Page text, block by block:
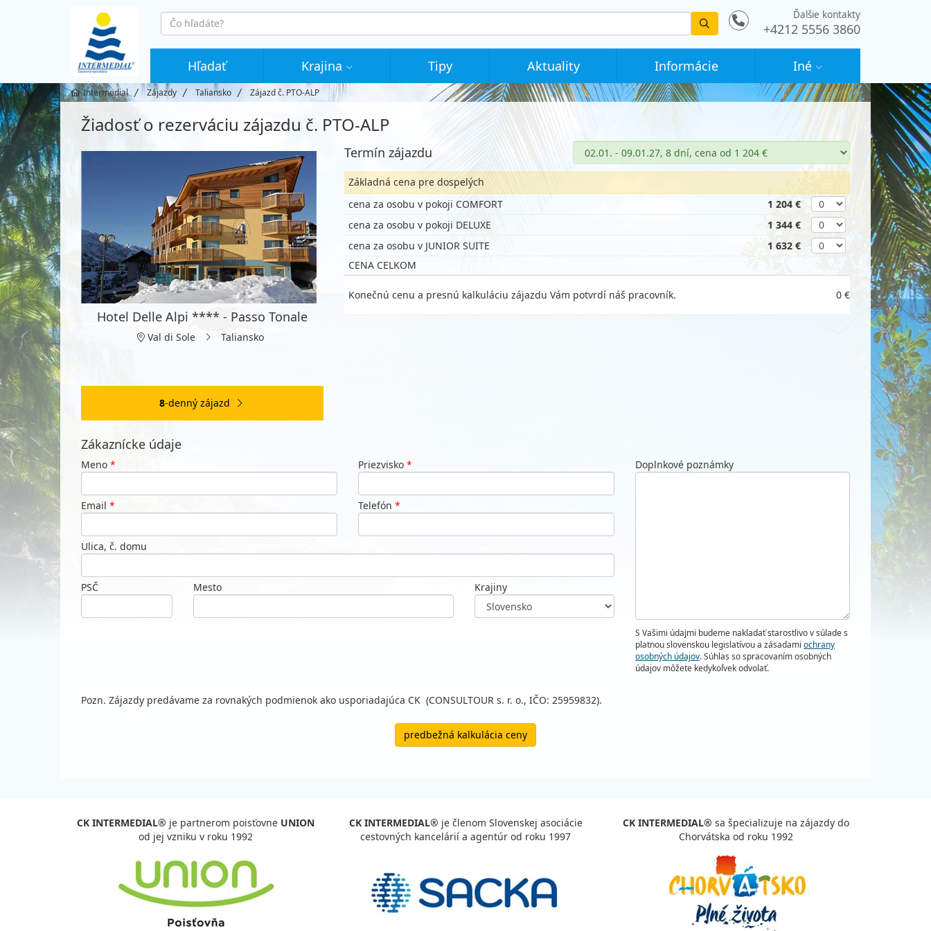
co
hledáte
Vyhledat
Ďalšie kontakty
+4212 5556 3860
Hľadať Krajina Tipy Aktuality Informácie Iné
Intermedial Zájazdy Taliansko Zájazd č. PTO-ALP
Žiadosť o rezerváciu zájazdu č. PTO-ALP
Hotel Delle Alpi **** - Passo Tonale
Val di Sole Taliansko
8-denný zájazd
Termín zájazdu
Základná cena pre dospelých
cena za osobu v pokoji COMFORT
1 204 €
cena za osobu v pokoji DELUXE
1 344 €
cena za osobu v JUNIOR SUITE
1 632 €
CENA CELKOM
Konečnú cenu a presnú kalkuláciu zájazdu Vám potvrdí náš pracovník. 0 €
Zákaznícke údaje
Meno * Priezvisko *
Email * Telefón *
Ulica, č. domu
PSČ Mesto Krajiny
Doplnkové poznámky
S Vašimi údajmi budeme nakladať starostlivo v súlade s
platnou slovenskou legislatívou a zásadami ochrany
osobných údajov. Súhlas so spracovaním osobných
údajov môžete kedykoľvek odvolať.
Pozn. Zájazdy predávame za rovnakých podmienok ako usporiadajúca CK (CONSULTOUR s. r. o., IČO: 25959832).
predbežná kalkulácia ceny
CK INTERMEDIAL® je partnerom poisťovne UNION
od jej vzniku v roku 1992
CK INTERMEDIAL® je členom Slovenskej asociácie
cestovných kancelárií a agentúr od roku 1997
CK INTERMEDIAL® sa špecializuje na zájazdy do
Chorvátska od roku 1992